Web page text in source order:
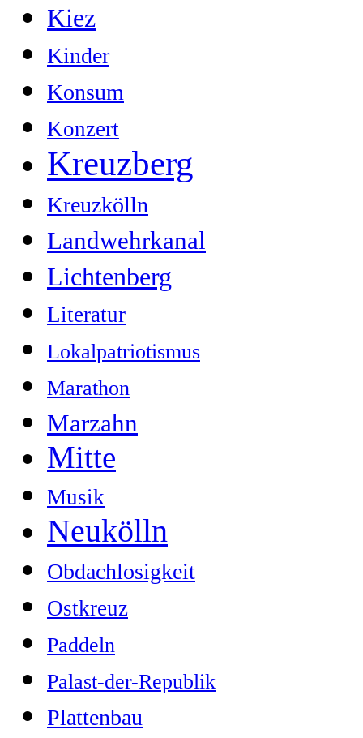
Kiez
Kinder
Konsum
Konzert
Kreuzberg
Kreuzkölln
Landwehrkanal
Lichtenberg
Literatur
Lokalpatriotismus
Marathon
Marzahn
Mitte
Musik
Neukölln
Obdachlosigkeit
Ostkreuz
Paddeln
Palast-der-Republik
Plattenbau